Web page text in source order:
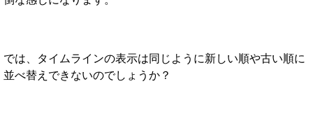
では、タイムラインの表示は同じように新しい順や古い順に
並べ替えできないのでしょうか？